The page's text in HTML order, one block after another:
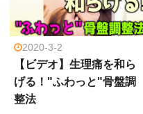
2020-3-2
【ビデオ】生理痛を和ら
げる！"ふわっと"骨盤調
整法